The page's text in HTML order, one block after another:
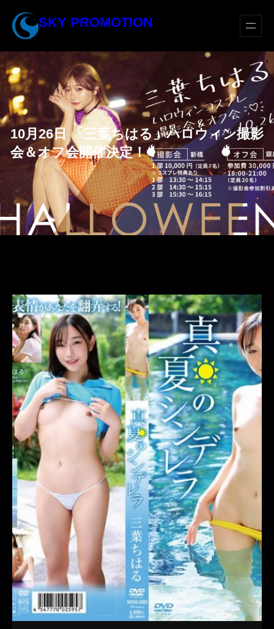
ス
キ
ッ
プ
SKY PROMOTION
10月26日 「三葉ちはる」ハロウィン撮影
会＆オフ会開催決定！！